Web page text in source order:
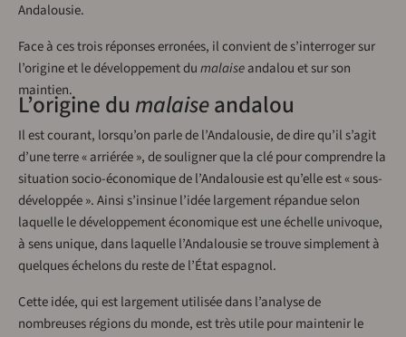
Andalousie.
Face à ces trois réponses erronées, il convient de s’interroger sur
l’origine et le développement dumalaiseandalou et sur son
maintien.
L’origine dumalaiseandalou
Il est courant, lorsqu’on parle de l’Andalousie, de dire qu’il s’agit
d’une terre « arriérée », de souligner que la clé pour comprendre la
situation socio-économique de l’Andalousie est qu’elle est « sous-
développée ». Ainsi s’insinue l’idée largement répandue selon
laquelle le développement économique est une échelle univoque,
à sens unique, dans laquelle l’Andalousie se trouve simplement à
quelques échelons du reste de l’État espagnol.
Cette idée, qui est largement utilisée dans l’analyse de
nombreuses régions du monde, est très utile pour maintenir le